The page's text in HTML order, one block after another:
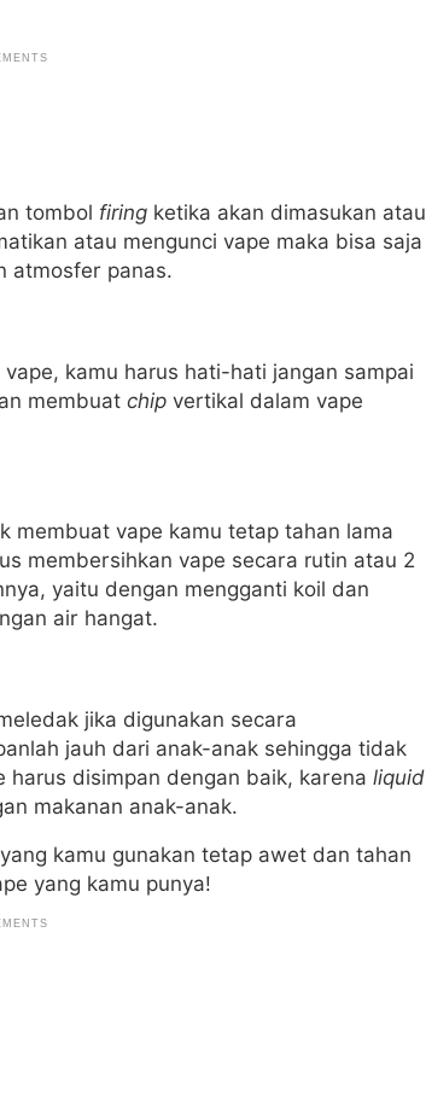
tombol firing ketika akan dimasukan atau
atau mengunci vape maka bisa saja
atmosfer panas.
kamu harus hati-hati jangan sampai
membuat chip vertikal dalam vape
membuat vape kamu tetap tahan lama
membersihkan vape secara rutin atau 2
yaitu dengan mengganti koil dan
air hangat.
jika digunakan secara
jauh dari anak-anak sehingga tidak
harus disimpan dengan baik, karena liquid
makanan anak-anak.
kamu gunakan tetap awet dan tahan
yang kamu punya!